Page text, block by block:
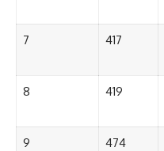
7 417
8 419
9 474